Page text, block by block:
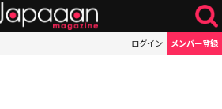
ログイン メンバー登録